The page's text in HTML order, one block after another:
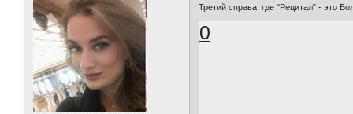
Третий справа, где "Рецитал" - это
0